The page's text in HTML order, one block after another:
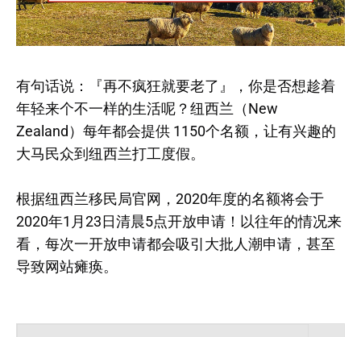
有句话说：『再不疯狂就要老了』，你是否想趁着
年轻来个不一样的生活呢？纽西兰（New
Zealand）每年都会提供 1150个名额，让有兴趣的
大马民众到纽西兰打工度假。
根据纽西兰移民局官网，2020年度的名额将会于
2020年1月23日清晨5点开放申请！以往年的情况来
看，每次一开放申请都会吸引大批人潮申请，甚至
导致网站瘫痪。